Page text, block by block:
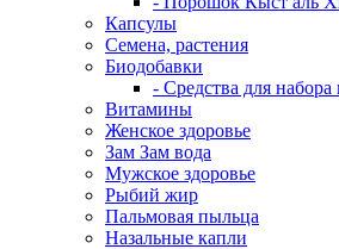
Капсулы
Семена, растения
Биодобавки
- Средства для набора
Витамины
Женское здоровье
Зам Зам вода
Мужское здоровье
Рыбий жир
Пальмовая пыльца
Назальные капли